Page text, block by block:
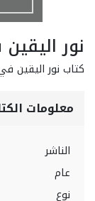
نور
كتاب نور اليقين
معلومات
الناشر
عام
نوع